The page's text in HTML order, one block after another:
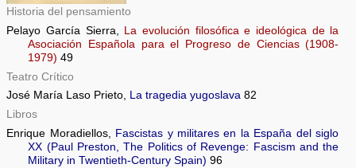
Historia del pensamiento
Pelayo García Sierra,
La evolución filosófica e ideológica de la
Asociación Española para el Progreso de Ciencias (1908-
1979) 49
Teatro Crítico
José María Laso Prieto, La tragedia yugoslava 82
Libros
Enrique Moradiellos, Fascistas y militares en la España del siglo
XX (Paul Preston, The Politics of Revenge: Fascism and the
Military in Twentieth-Century Spain) 96